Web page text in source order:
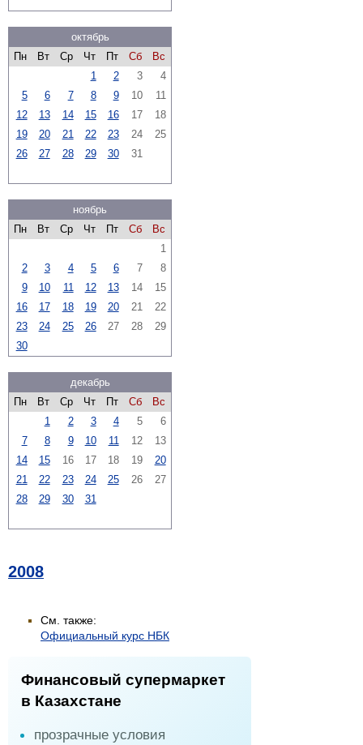
октябрь
Пн
Вт Ср Чт Пт Сб
Вс
1
2 3
4
5
6 7 8 9 10
11
12
13 14 15 16 17
18
19
20 21 22 23 24
25
26
27 28 29 30 31
ноябрь
Пн
Вт Ср Чт Пт Сб
Вс
1
2
3 4 5 6 7
8
9
10 11 12 13 14
15
16
17 18 19 20 21
22
23
24 25 26 27 28
29
30
декабрь
Пн
Вт Ср Чт Пт Сб
Вс
1
2 3 4 5
6
7
8 9 10 11 12
13
14
15 16 17 18 19
20
21
22 23 24 25 26
27
28
29 30 31
2008
См. также:
Официальный курс НБК
Финансовый супермаркет
в Казахстане
прозрачные условия